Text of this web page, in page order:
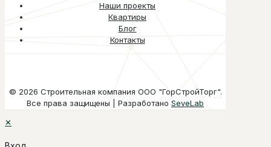
Наши проекты
Квартиры
Блог
Контакты
© 2026 Строительная компания ООО "ГорСтройТорг".
Все права защищены | Разработано SeveLab
✕